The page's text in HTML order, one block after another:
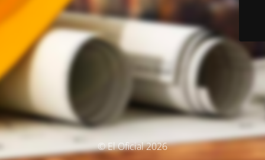
© El Oficial 2026